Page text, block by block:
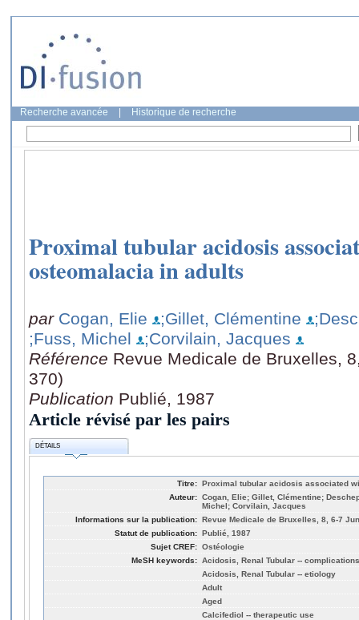
Recherche avancée Historique de recherche
Proximal tubular acidosis
osteomalacia in adults
par Cogan, Elie ;Gillet, Clémentine
;Fuss, Michel
;Corvilain, Jacques
Référence Revue Medicale de Bruxelles,
370)
Publication Publié, 1987
Article révisé par les pairs
DÉTAILS
Titre: Proximal tubular acidosis associated
Auteur: Cogan, Elie; Gillet, Clémentine;
Michel; Corvilain, Jacques
Informations sur la publication: Revue Medicale de Bruxelles, 8, 6-7
Statut de publication: Publié, 1987
Sujet CREF: Ostéologie
MeSH keywords: Acidosis, Renal Tubular -- complications
Acidosis, Renal Tubular -- etiology
Adult
Aged
Calcifediol -- therapeutic use